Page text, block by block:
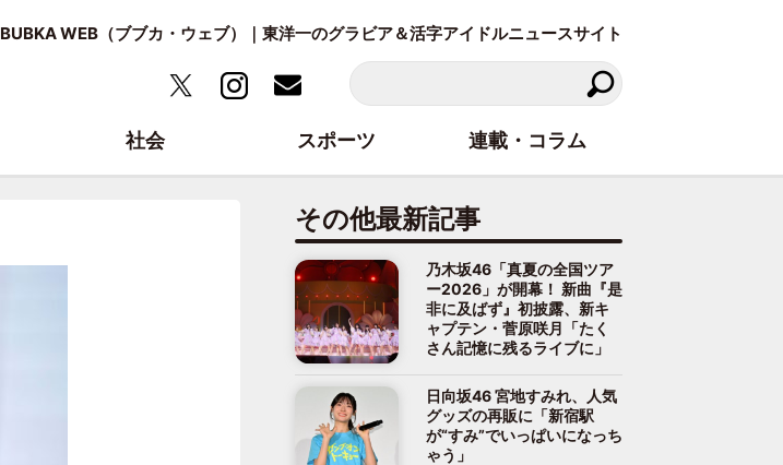
BUBKA WEB（ブブカ・ウェブ）｜東洋一のグラビア＆活字アイドルニュースサイト
その他最新記事
乃木坂46「真夏の全国ツア
ー2026」が開幕！ 新曲『是
非に及ばず』初披露、新キ
ャプテン・菅原咲月「たく
さん記憶に残るライブに」
日向坂46 宮地すみれ、人気
グッズの再販に「新宿駅
が“すみ”でいっぱいになっち
ゃう」
社会 スポーツ 連載・コラム